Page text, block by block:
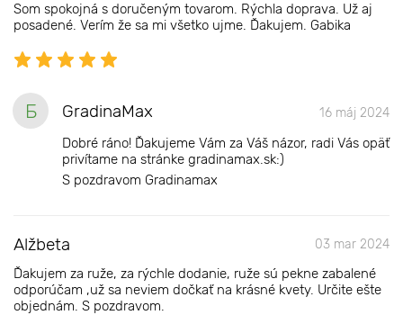
Som spokojná s doručeným tovarom. Rýchla doprava. Už aj
posadené. Verím že sa mi všetko ujme. Ďakujem. Gabika
Б GradinaMax 16 máj 2024
Dobré ráno! Ďakujeme Vám za Váš názor, radi Vás opäť
privítame na stránke gradinamax.sk:)
S pozdravom Gradinamax
Alžbeta 03 mar 2024
Ďakujem za ruže, za rýchle dodanie, ruže sú pekne zabalené
odporúčam ,už sa neviem dočkať na krásné kvety. Určite ešte
objednám. S pozdravom.